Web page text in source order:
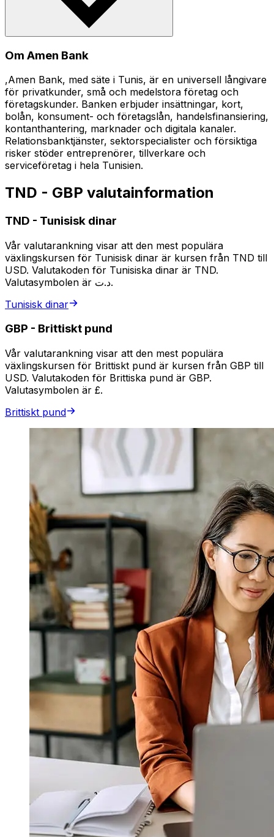
Om Amen Bank
,Amen Bank, med säte i Tunis, är en universell långivare
för privatkunder, små och medelstora företag och
företagskunder. Banken erbjuder insättningar, kort,
bolån, konsument- och företagslån, handelsfinansiering,
kontanthantering, marknader och digitala kanaler.
Relationsbanktjänster, sektorspecialister och försiktiga
risker stöder entreprenörer, tillverkare och
serviceföretag i hela Tunisien.
TND - GBP valutainformation
TND - Tunisisk dinar
Vår valutarankning visar att den mest populära
växlingskursen för Tunisisk dinar är kursen från TND till
USD. Valutakoden för Tunisiska dinar är TND.
Valutasymbolen är د.ت.
Tunisisk dinar
GBP - Brittiskt pund
Vår valutarankning visar att den mest populära
växlingskursen för Brittiskt pund är kursen från GBP till
USD. Valutakoden för Brittiska pund är GBP.
Valutasymbolen är £.
Brittiskt pund